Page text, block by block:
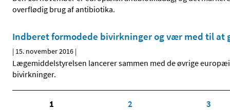
overflødig brug af antibiotika.
Indberet formodede bivirkninger og vær med til at
| 15. november 2016 |
Lægemiddelstyrelsen lancerer sammen med de øvrige
bivirkninger.
1 2 3